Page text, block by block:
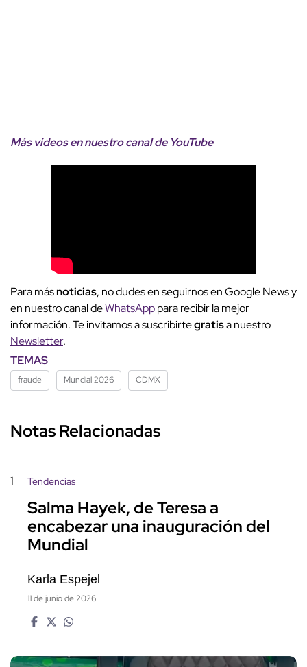
Más videosen nuestro canal de YouTube
Para másnoticias, no dudes en seguirnos en Google News y
en nuestro canal deWhatsApppara recibir la mejor
información. Te invitamos a suscribirtegratisa nuestro
Newsletter.
TEMAS
fraude Mundial 2026 CDMX
Notas Relacionadas
1 Tendencias
Salma Hayek, de Teresa a
encabezar una inauguración del
Mundial
Karla Espejel
11 de junio de 2026